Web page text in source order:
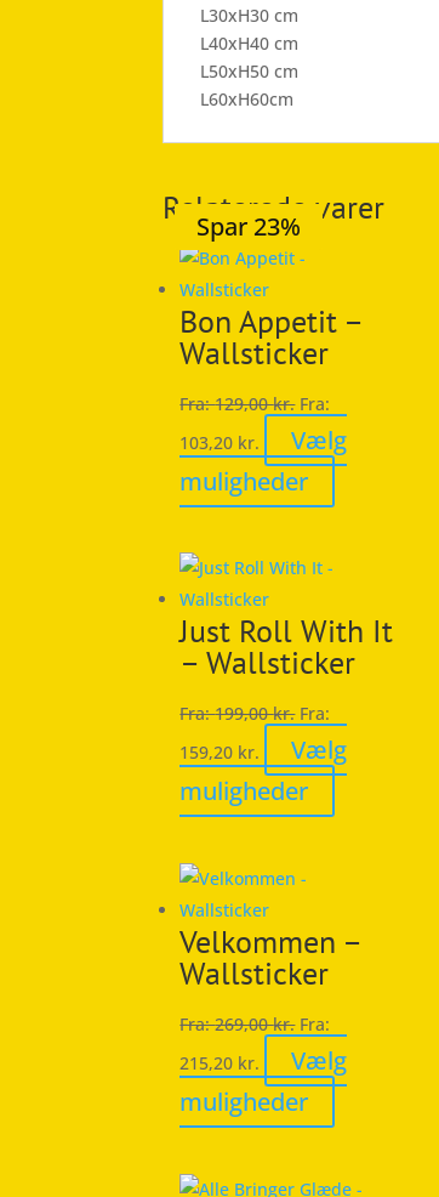
L30xH30 cm
L40xH40 cm
L50xH50 cm
L60xH60cm
Relaterede varer
Spar 20%
Bon Appetit –
Wallsticker
Fra:129,00kr. Fra:
103,20 kr.
Vælg
muligheder
vare
Mulighederne
kan
på
varesiden
Spar 20%
Just Roll With It
– Wallsticker
Fra:199,00kr. Fra:
159,20 kr.
Vælg
muligheder
vare
Mulighederne
på
varesiden
Spar 20%
Velkommen –
Wallsticker
Fra:269,00kr. Fra:
215,20 kr.
Vælg
muligheder
vare
flere
Spar 20%
Spar 23%